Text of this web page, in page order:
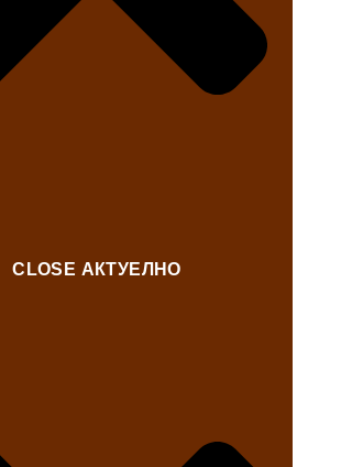
CLOSE АКТУЕЛНО